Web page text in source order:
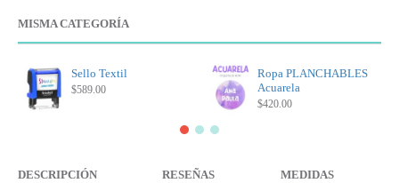
MISMA CATEGORÍA
Sello Textil
$589.00
Ropa PLANCHABLES
Acuarela
$420.00
DESCRIPCIÓN RESEÑAS MEDIDAS